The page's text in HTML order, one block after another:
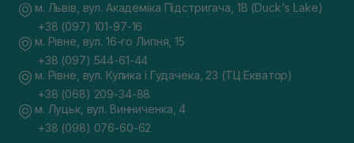
м. Львів, вул. Академіка Підстригача, 1В (Duck's Lake)
+38 (097) 101-97-16
м. Рівне, вул. 16-го Липня, 15
+38 (097) 544-61-44
м. Рівне, вул. Кулика і Гудачека, 23 (ТЦ Екватор)
+38 (068) 209-34-88
м. Луцьк, вул. Винниченка, 4
+38 (098) 076-60-62